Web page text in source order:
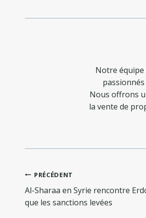
Notre équipe
Nous offrons
la vente de
Navigation
de
l’article
PRÉCÉDENT
Al-Sharaa en Syrie rencontre
que les sanctions levées